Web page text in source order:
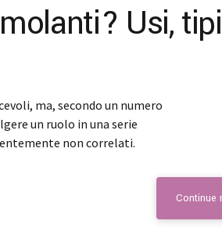
Usi,
ma, secondo un numero
un ruolo in una serie
non correlati.
Continue